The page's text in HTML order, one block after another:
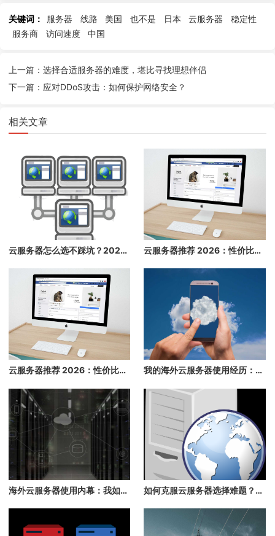
关键词： 服务器 线路 美国 也不是 日本 云服务器
稳定性
服务商
访问速度 中国
上一篇：选择合适服务器的难度，堪比寻找理想伴侣
下一篇：应对DDoS攻击：如何保护网络安全？
相关文章
云服务器怎么选不踩坑？2026 年性价比最高的 5 款云主机推荐，看完再买不后悔 云服务器推荐 2026：性价比高、速度快、稳定的海外云主机推荐
云服务器推荐 2026：性价比高、速度快、稳定的海外云主机推荐 我的海外云服务器使用经历：踩坑与捡漏的真实分享
海外云服务器使用内幕：我如何逆袭成功？ 如何克服云服务器选择难题？我的亲身经历分享